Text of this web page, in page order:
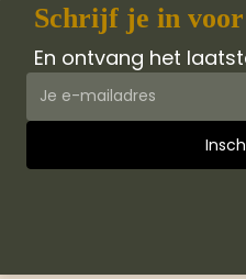
Schrijf je in
En ontvang het